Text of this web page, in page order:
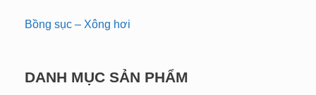
Bồng sục – Xông hơi
DANH MỤC SẢN PHẨM